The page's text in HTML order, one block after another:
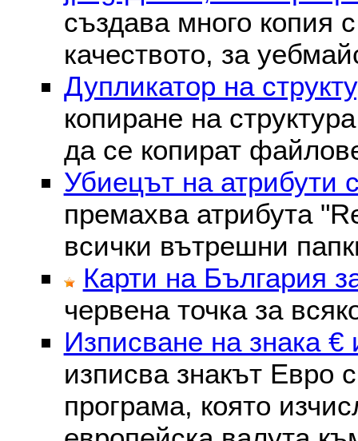
създава много копия
качеството, за
Дупликатор на
копиране на
да се копират
Убиецът на атрибути
премахва атрибутa
всички вътрешни
Карти на България
червена точка за
Изписване на знака €
изписва знакът Евро
програма, която